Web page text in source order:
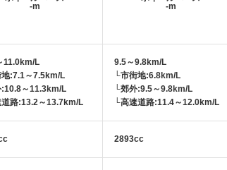
-m
11.0km/L
地:7.1～7.5km/L
:10.8～11.3km/L
道路:13.2～13.7km/L
-m
9.5～9.8km/L
└市街地:6.8km/L
└郊外:9.5～9.8km/L
└高速道路:11.4～12.0km/L
2893cc